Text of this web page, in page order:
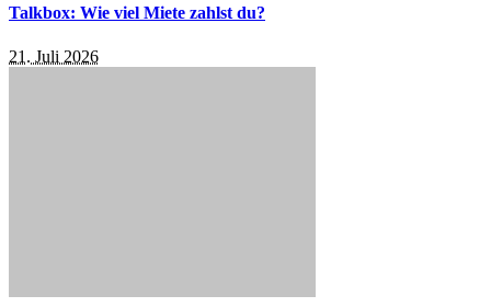
Talkbox: Wie viel Miete zahlst du?
21. Juli 2026